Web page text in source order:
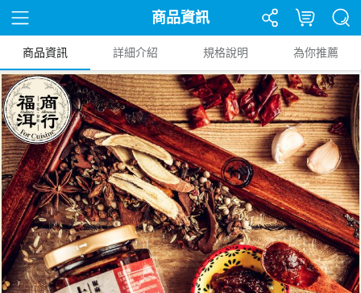
商品資訊
商品資訊 詳細介紹 規格說明 為你推薦